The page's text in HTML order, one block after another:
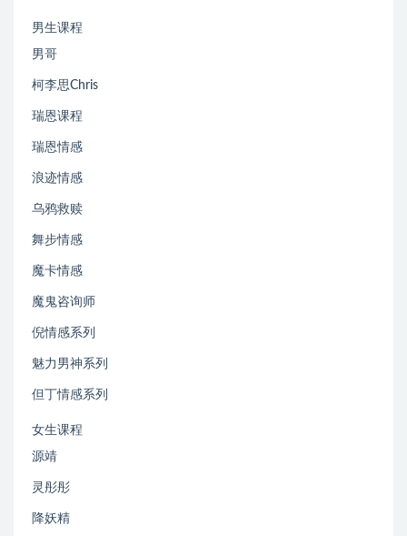
男生课程
男哥
柯李思Chris
瑞恩课程
瑞恩情感
浪迹情感
乌鸦救赎
舞步情感
魔卡情感
魔鬼咨询师
倪情感系列
魅力男神系列
但丁情感系列
女生课程
源靖
灵彤彤
降妖精